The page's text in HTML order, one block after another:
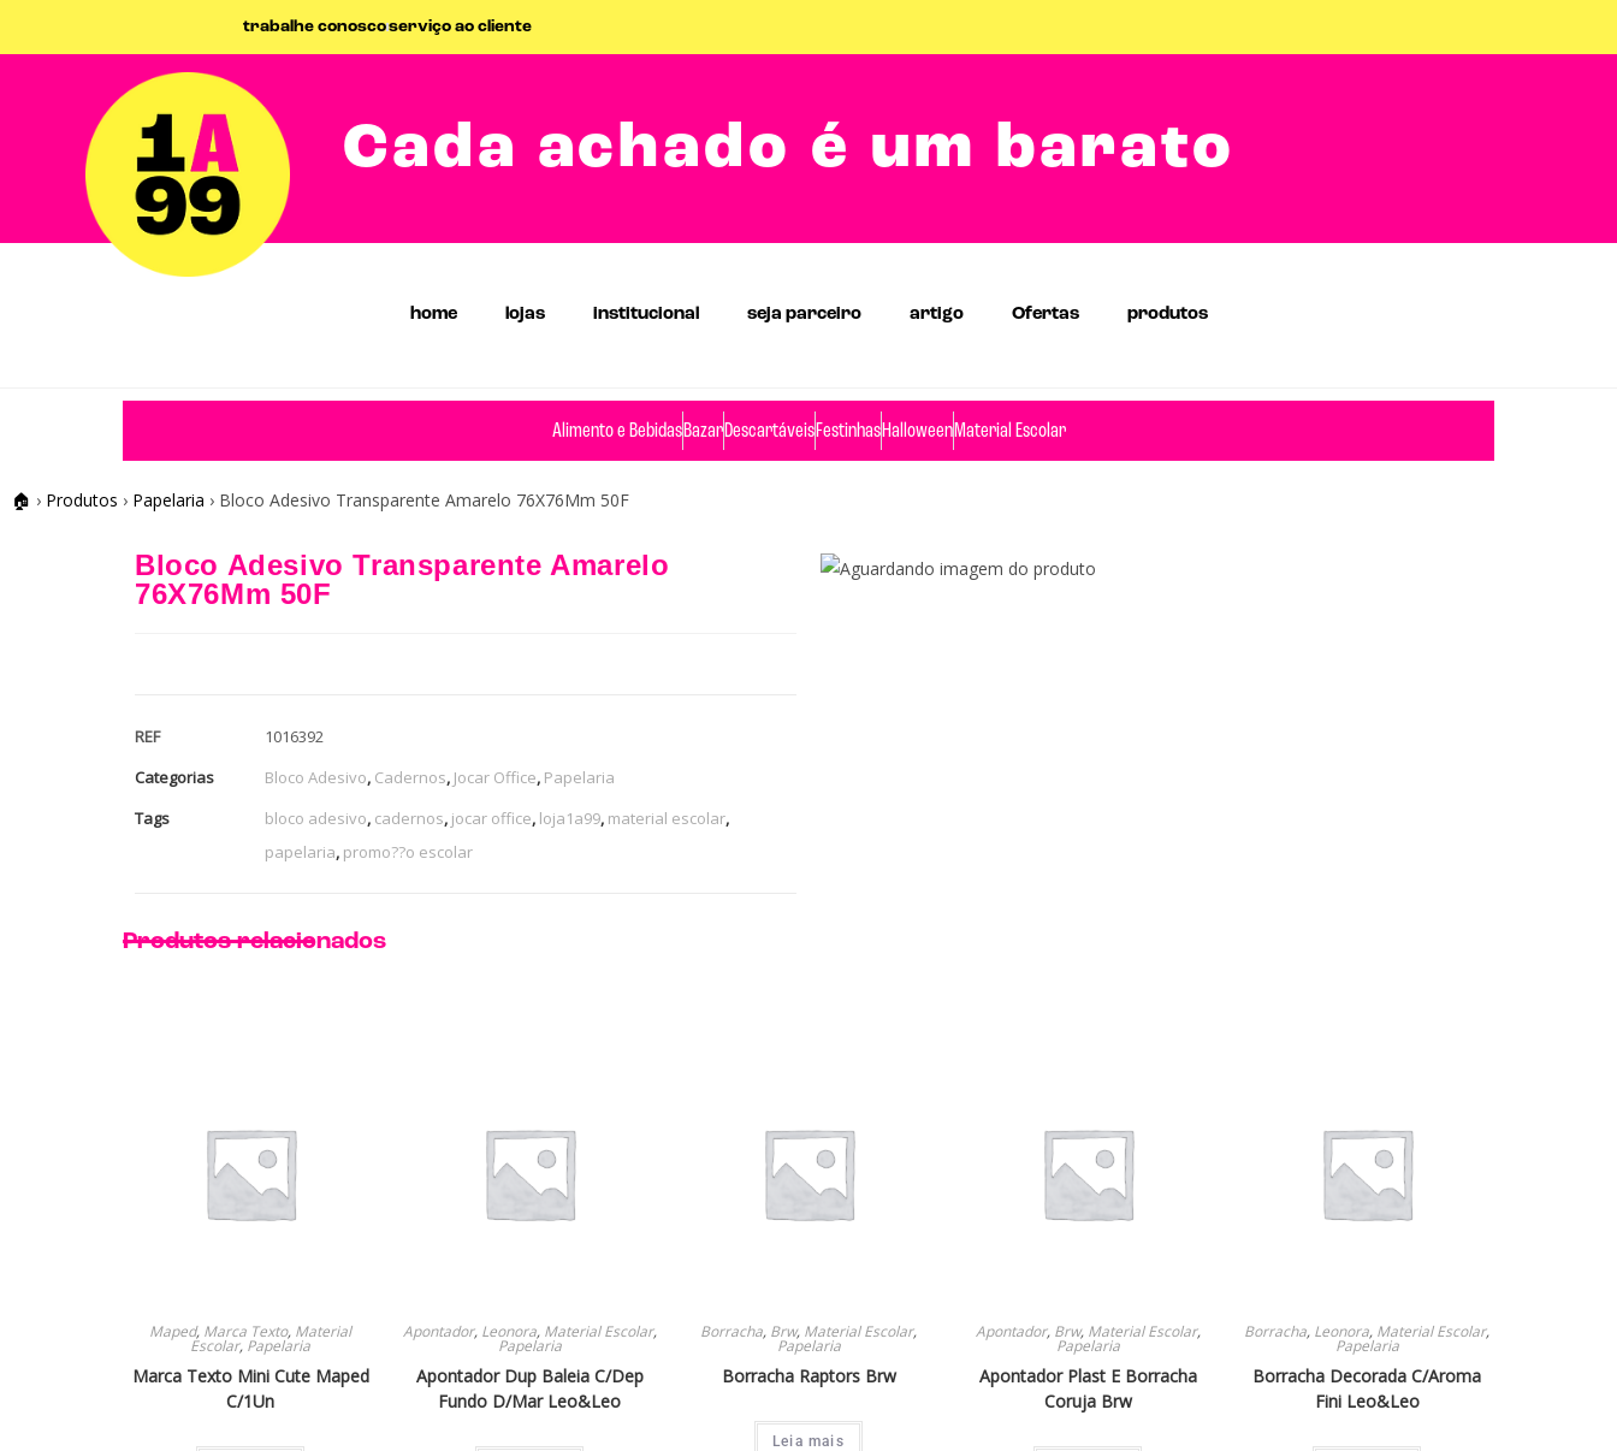
trabalhe conoscoserviço ao cliente
Cada achado é um barato
home lojas institucional seja parceiro artigo Ofertas produtos
Alimento e BebidasBazarDescartáveisFestinhasHalloweenMaterial Escolar
🏠 › Produtos › Papelaria › Bloco Adesivo Transparente Amarelo 76X76Mm 50F
Bloco Adesivo Transparente Amarelo
76X76Mm 50F
REF
1016392
Categorias
Bloco Adesivo, Cadernos, Jocar Office, Papelaria
Tags
bloco adesivo, cadernos, jocar office, loja1a99, material escolar,
papelaria, promo??o escolar
Produtos relacionados
Maped, Marca Texto, Material
Escolar, Papelaria
Marca Texto Mini Cute Maped
C/1Un
Apontador, Leonora, Material Escolar,
Papelaria
Apontador Dup Baleia C/Dep
Fundo D/Mar Leo&Leo
Borracha, Brw, Material Escolar,
Papelaria
Borracha Raptors Brw
Leia mais
Apontador, Brw, Material Escolar,
Papelaria
Apontador Plast E Borracha
Coruja Brw
Borracha, Leonora, Material Escolar,
Papelaria
Borracha Decorada C/Aroma
Fini Leo&Leo